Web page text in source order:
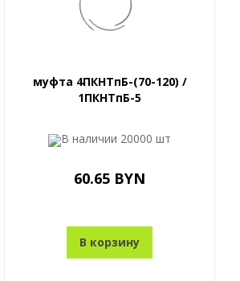
муфта 4ПКНТпБ-(70-120) /
1ПКНТпБ-5
В наличии 20000 шт
60.65 BYN
В корзину